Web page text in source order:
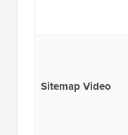
Sitemap Video